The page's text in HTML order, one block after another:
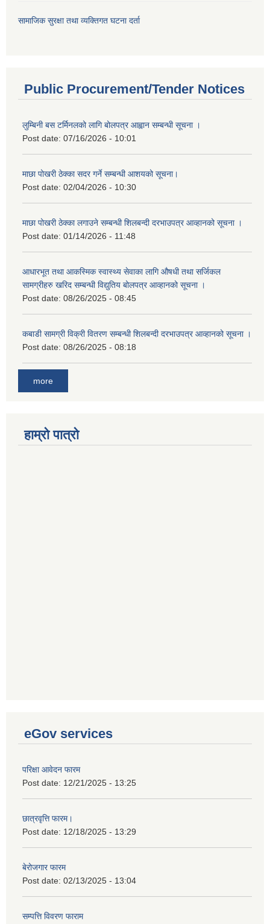
सामाजिक सुरक्षा तथा व्यक्तिगत घटना दर्ता
Public Procurement/Tender Notices
लुम्बिनी बस टर्मिनलको लागि बोलपत्र आह्वान सम्बन्धी सूचना ।
Post date: 07/16/2026 - 10:01
माछा पोखरी ठेक्का सदर गर्ने सम्बन्धी आशयको सूचना।
Post date: 02/04/2026 - 10:30
माछा पोखरी ठेक्का लगाउने सम्बन्धी शिलबन्दी दरभाउपत्र आव्हानको सूचना ।
Post date: 01/14/2026 - 11:48
आधारभूत तथा आकस्मिक स्वास्थ्य सेवाका लागि औषधी तथा सर्जिकल
सामग्रीहरु खरिद सम्बन्धी विद्युतिय बोलपत्र आव्हानको सूचना ।
Post date: 08/26/2025 - 08:45
कबाडी सामग्री विक्री वितरण सम्बन्धी शिलबन्दी दरभाउपत्र आव्हानको सूचना ।
Post date: 08/26/2025 - 08:18
more
हाम्रो पात्रो
eGov services
परिक्षा आवेदन फारम
Post date: 12/21/2025 - 13:25
छात्रवृत्ति फारम।
Post date: 12/18/2025 - 13:29
बेरोजगार फारम
Post date: 02/13/2025 - 13:04
सम्पत्ति विवरण फाराम